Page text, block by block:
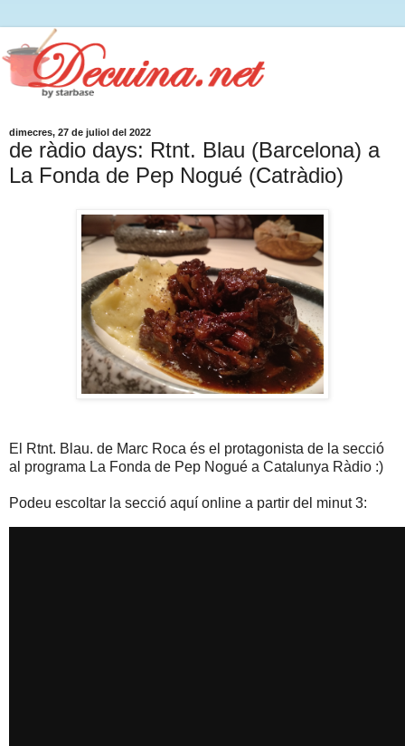
dimecres, 27 de juliol del 2022
de ràdio days: Rtnt. Blau (Barcelona) a
La Fonda de Pep Nogué (Catràdio)
El Rtnt. Blau. de Marc Roca és el protagonista de la secció
al programa La Fonda de Pep Nogué a Catalunya Ràdio :)
Podeu escoltar la secció aquí online a partir del minut 3: